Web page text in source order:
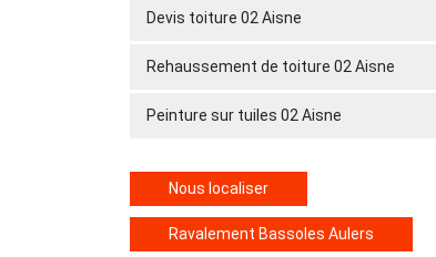
Devis toiture 02 Aisne
Rehaussement de toiture 02 Aisne
Peinture sur tuiles 02 Aisne
Nous localiser
Ravalement Bassoles Aulers